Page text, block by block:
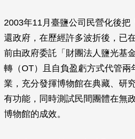
2003年11月臺鹽公司民營化後把
還政府，在歷經許多波折後，已
前由政府委託「財團法人鹽光基
轉（OT）且自負盈虧方式代管兩
業，充分發揮博物館在典藏、研
有功能，同時測試民間團體在無
博物館的成效。